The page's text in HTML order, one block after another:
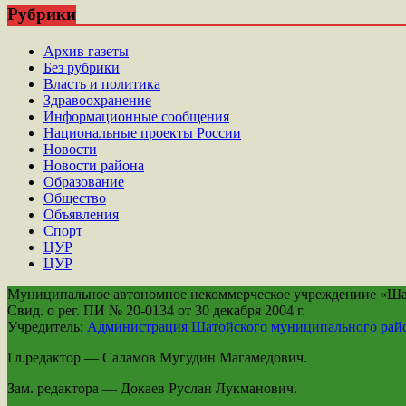
Рубрики
Архив газеты
Без рубрики
Власть и политика
Здравоохранение
Информационные сообщения
Национальные проекты России
Новости
Новости района
Образование
Общество
Объявления
Спорт
ЦУР
ЦУР
Муниципальное автономное некоммерческое учреждениие
Свид. о рег. ПИ № 20-0134 от 30 декабря 2004 г.
Учредитель: Администрация Шатойского муниципального
Гл.редактор — Саламов Мугудин Магамедович.
Зам. редактора — Докаев Руслан Лукманович.